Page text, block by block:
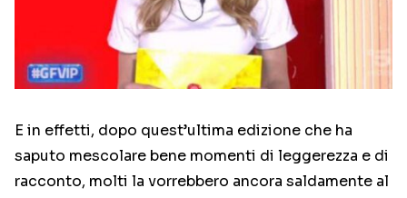
E in effetti, dopo quest’ultima edizione che ha
saputo mescolare bene momenti di leggerezza e di
racconto, molti la vorrebbero ancora saldamente al